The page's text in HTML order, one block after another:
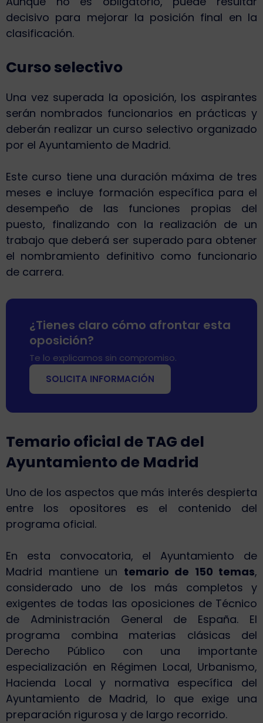
decisivo para mejorar la posición final en la
clasificación.
Curso selectivo
Una vez superada la oposición, los aspirantes
serán nombrados funcionarios en prácticas y
deberán realizar un curso selectivo organizado
por el Ayuntamiento de Madrid.
Este curso tiene una duración máxima de tres
meses e incluye formación específica para el
desempeño de las funciones propias del
puesto, finalizando con la realización de un
trabajo que deberá ser superado para obtener
el nombramiento definitivo como funcionario
de carrera.
¿Tienes claro cómo afrontar esta
oposición?
Te lo explicamos sin compromiso.
SOLICITA INFORMACIÓN
Temario oficial de TAG del
Ayuntamiento de Madrid
Uno de los aspectos que más interés despierta
entre los opositores es el contenido del
programa oficial.
En esta convocatoria, el Ayuntamiento de
Madrid mantiene un temario de 150 temas,
considerado uno de los más completos y
exigentes de todas las oposiciones de Técnico
de Administración General de España. El
programa combina materias clásicas del
Derecho Público con una importante
especialización en Régimen Local, Urbanismo,
Hacienda Local y normativa específica del
Ayuntamiento de Madrid, lo que exige una
preparación rigurosa y de largo recorrido.